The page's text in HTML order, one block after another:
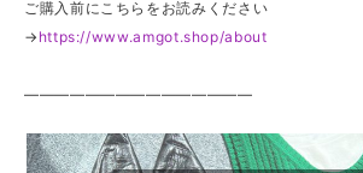
ご購入前にこちらをお読みください
→ https://www.amgot.shop/about
———————————————